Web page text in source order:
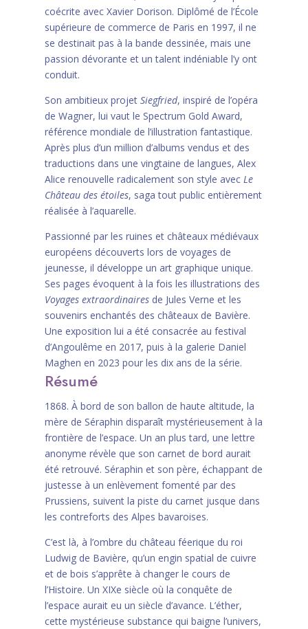
coécrite avec Xavier Dorison. Diplômé de l’École
supérieure de commerce de Paris en 1997, il ne
se destinait pas à la bande dessinée, mais une
passion dévorante et un talent indéniable l’y ont
conduit.
Son ambitieux projet Siegfried, inspiré de l’opéra
de Wagner, lui vaut le Spectrum Gold Award,
référence mondiale de l’illustration fantastique.
Après plus d’un million d’albums vendus et des
traductions dans une vingtaine de langues, Alex
Alice renouvelle radicalement son style avec Le
Château des étoiles, saga tout public entièrement
réalisée à l’aquarelle.
Passionné par les ruines et châteaux médiévaux
européens découverts lors de voyages de
jeunesse, il développe un art graphique unique.
Ses pages évoquent à la fois les illustrations des
Voyages extraordinairesde Jules Verne et les
souvenirs enchantés des châteaux de Bavière.
Une exposition lui a été consacrée au festival
d’Angoulême en 2017, puis à la galerie Daniel
Maghen en 2023 pour les dix ans de la série.
Résumé
1868. À bord de son ballon de haute altitude, la
mère de Séraphin disparaît mystérieusement à la
frontière de l’espace. Un an plus tard, une lettre
anonyme révèle que son carnet de bord aurait
été retrouvé. Séraphin et son père, échappant de
justesse à un enlèvement fomenté par des
Prussiens, suivent la piste du carnet jusque dans
les contreforts des Alpes bavaroises.
C’est là, à l’ombre du château féerique du roi
Ludwig de Bavière, qu’un engin spatial de cuivre
et de bois s’apprête à changer le cours de
l’Histoire. Un XIXe siècle où la conquête de
l’espace aurait eu un siècle d’avance. L’éther,
cette mystérieuse substance qui baigne l’univers,